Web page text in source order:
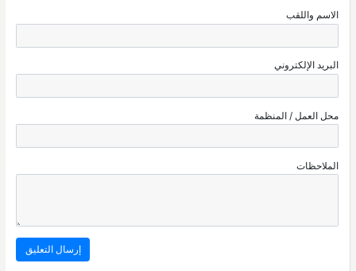
الاسم واللقب
البريد الإلكتروني
محل العمل / المنظمة
الملاحظات